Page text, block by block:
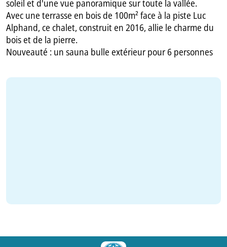
soleil et d'une vue panoramique sur toute la vallée.
Avec une terrasse en bois de 100m² face à la piste Luc
Alphand, ce chalet, construit en 2016, allie le charme du
bois et de la pierre.
Nouveauté : un sauna bulle extérieur pour 6 personnes